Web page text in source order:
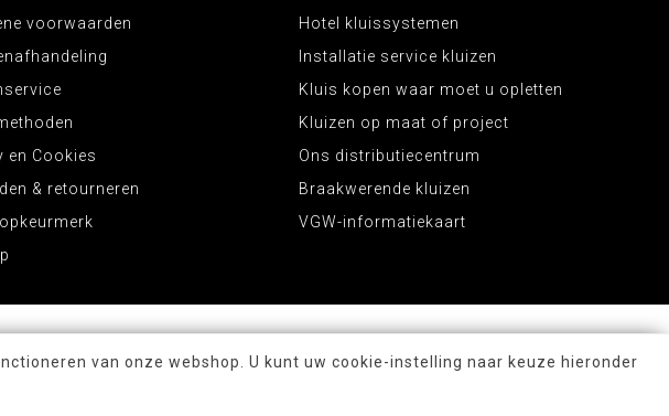
voorwaarden
en Cookies
& retourneren
Hotel kluissystemen
Installatie service kluizen
Kluis kopen waar moet u opletten
Kluizen op maat of project
Ons distributiecentrum
Braakwerende kluizen
VGW-informatiekaart
van onze webshop. U kunt uw cookie-instelling naar keuze hieronder